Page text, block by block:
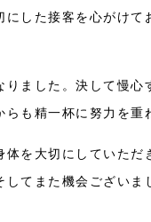
した接客を心がけ
ました。決して慢
も精一杯に努力を重
を大切にしていた
てまた機会ござい